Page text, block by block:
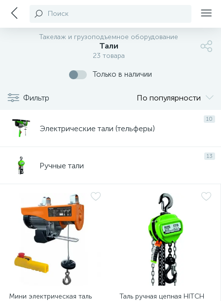
Поиск
Такелаж и грузоподъемное оборудование
Тали
23 товара
Только в наличии
Фильтр По популярности
10
Электрические тали (тельферы)
13
Ручные тали
Мини электрическая таль
Таль ручная цепная HITCH